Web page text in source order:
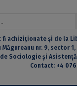
fi achiziționate și de la
Măgureanu nr. 9, sector
Sociologie și
Contact: +4